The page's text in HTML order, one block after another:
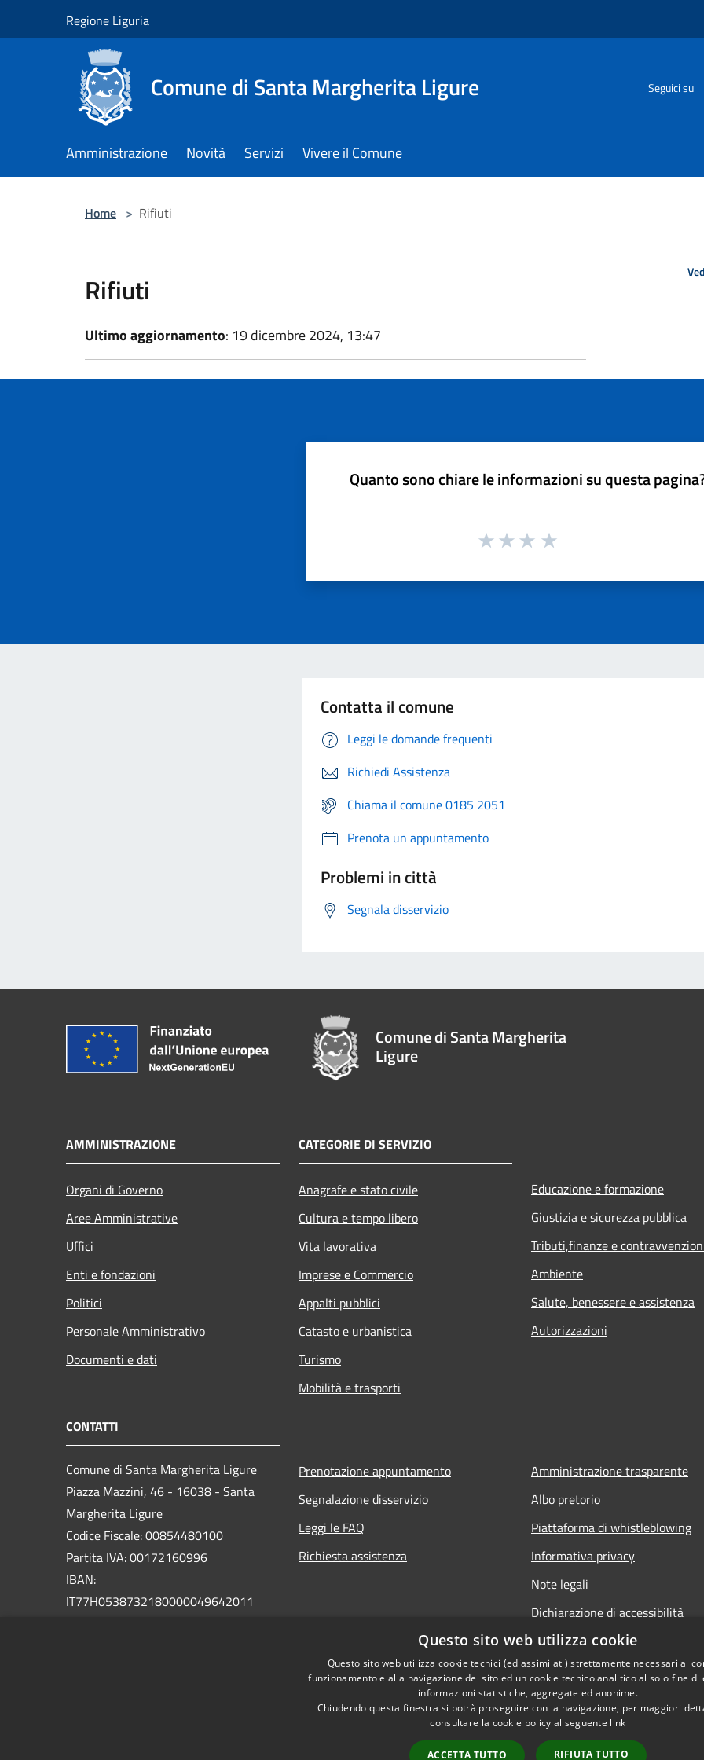
Regione Liguria
Comune di Santa Margherita Ligure Seguici su
Amministrazione Novità Servizi Vivere il Comune
Home > Rifiuti
Rifiuti
Ultimo aggiornamento: 19 dicembre 2024, 13:47
Quanto sono chiare le informazioni su questa
Contatta il comune
Leggi le domande frequenti
Richiedi Assistenza
Chiama il comune 0185 2051
Prenota un appuntamento
Problemi in città
Segnala disservizio
Comune di Santa Margherita
Ligure
AMMINISTRAZIONE
Organi di Governo
Aree Amministrative
Uffici
Enti e fondazioni
Politici
Personale Amministrativo
Documenti e dati
CATEGORIE DI SERVIZIO
Anagrafe e stato civile
Cultura e tempo libero
Vita lavorativa
Imprese e Commercio
Appalti pubblici
Catasto e urbanistica
Turismo
Mobilità e trasporti
Educazione e formazione
Giustizia e sicurezza pubblica
Tributi,finanze e
Ambiente
Salute, benessere e assistenza
Autorizzazioni
CONTATTI
Comune di Santa Margherita Ligure
Piazza Mazzini, 46 - 16038 - Santa
Margherita Ligure
Codice Fiscale: 00854480100
Partita IVA: 00172160996
IBAN:
IT77H0538732180000049642011
Prenotazione appuntamento
Segnalazione disservizio
Leggi le FAQ
Richiesta assistenza
Amministrazione trasparente
Albo pretorio
Piattaforma di whistleblowing
Informativa privacy
Note legali
Dichiarazione di accessibilità
© 2022 •
Questo sito web utilizza cookie
Questo sito web utilizza cookie tecnici (ed assimilati) strettamente necessari al
funzionamento e alla navigazione del sito ed un cookie tecnico analitico al solo fine di
informazioni statistiche, aggregate ed anonime.
Chiudendo questa finestra si potrà proseguire con la navigazione, per maggiori
consultare la cookie policy al seguente link
ACCETTA TUTTO RIFIUTA TUTTO